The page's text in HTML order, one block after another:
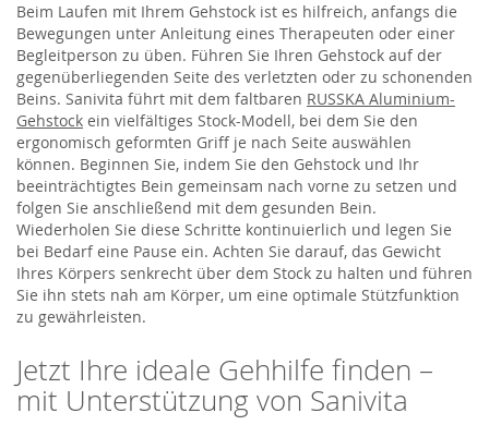
Beim Laufen mit Ihrem Gehstock ist es hilfreich, anfangs die
Bewegungen unter Anleitung eines Therapeuten oder einer
Begleitperson zu üben. Führen Sie Ihren Gehstock auf der
gegenüberliegenden Seite des verletzten oder zu schonenden
Beins. Sanivita führt mit dem faltbaren RUSSKA Aluminium-
Gehstock ein vielfältiges Stock-Modell, bei dem Sie den
ergonomisch geformten Griff je nach Seite auswählen
können. Beginnen Sie, indem Sie den Gehstock und Ihr
beeinträchtigtes Bein gemeinsam nach vorne zu setzen und
folgen Sie anschließend mit dem gesunden Bein.
Wiederholen Sie diese Schritte kontinuierlich und legen Sie
bei Bedarf eine Pause ein. Achten Sie darauf, das Gewicht
Ihres Körpers senkrecht über dem Stock zu halten und führen
Sie ihn stets nah am Körper, um eine optimale Stützfunktion
zu gewährleisten.
Jetzt Ihre ideale Gehhilfe finden –
mit Unterstützung von Sanivita